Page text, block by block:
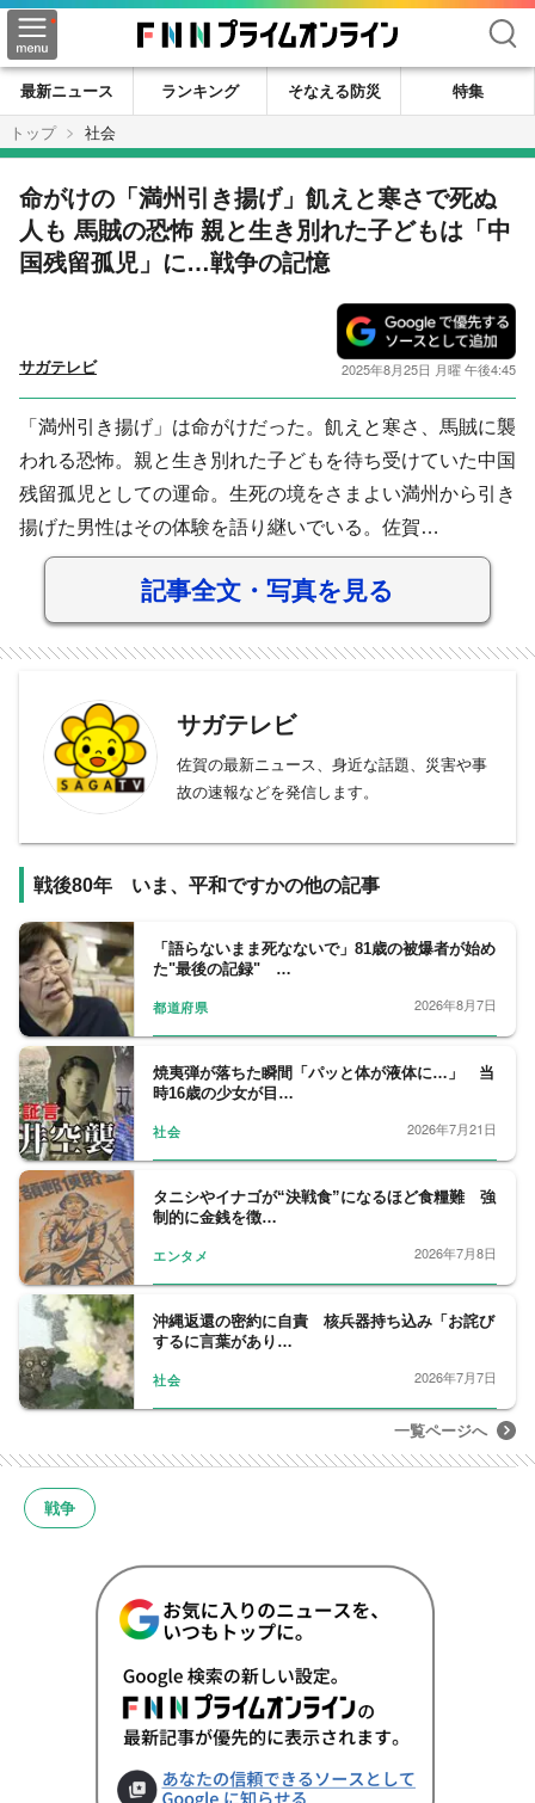
検索
最新ニュース ランキング そなえる防災
特集
トップ
社会
命がけの「満州引き揚げ」飢えと寒さで死ぬ
人も 馬賊の恐怖 親と生き別れた子どもは「中
国残留孤児」に…戦争の記憶
サガテレビ 2025年8月25日 月曜 午後4:45
「満州引き揚げ」は命がけだった。飢えと寒さ、馬賊に襲
われる恐怖。親と生き別れた子どもを待ち受けていた中国
残留孤児としての運命。生死の境をさまよい満州から引き
揚げた男性はその体験を語り継いでいる。佐賀…
記事全文・写真を見る
サガテレビ
佐賀の最新ニュース、身近な話題、災害や事
故の速報などを発信します。
戦後80年 いま、平和ですかの他の記事
「語らないまま死なないで」81歳の被爆者が始め
た"最後の記録" …
都道府県 2026年8月7日
焼夷弾が落ちた瞬間「パッと体が液体に…」 当
時16歳の少女が目…
社会 2026年7月21日
タニシやイナゴが“決戦食”になるほど食糧難 強
制的に金銭を徴…
エンタメ 2026年7月8日
沖縄返還の密約に自責 核兵器持ち込み「お詫び
するに言葉があり…
社会 2026年7月7日
一覧ページへ
戦争